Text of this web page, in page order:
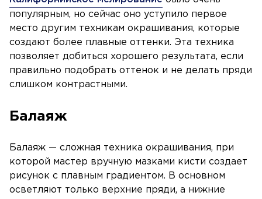
популярным, но сейчас оно уступило первое
место другим техникам окрашивания, которые
создают более плавные оттенки. Эта техника
позволяет добиться хорошего результата, если
правильно подобрать оттенок и не делать пряди
слишком контрастными.
Балаяж
Балаяж — сложная техника окрашивания, при
которой мастер вручную мазками кисти создает
рисунок с плавным градиентом. В основном
осветляют только верхние пряди, а нижние